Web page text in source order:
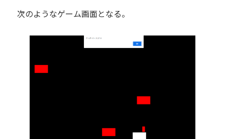
次のようなゲーム画面となる。